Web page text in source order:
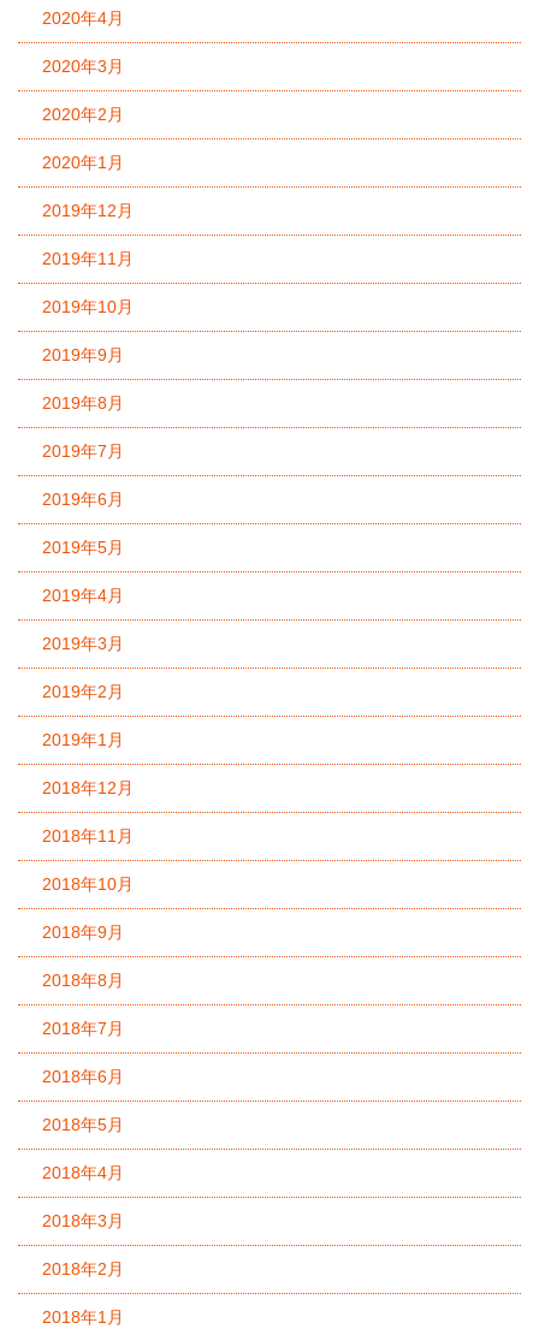
2020年4月
2020年3月
2020年2月
2020年1月
2019年12月
2019年11月
2019年10月
2019年9月
2019年8月
2019年7月
2019年6月
2019年5月
2019年4月
2019年3月
2019年2月
2019年1月
2018年12月
2018年11月
2018年10月
2018年9月
2018年8月
2018年7月
2018年6月
2018年5月
2018年4月
2018年3月
2018年2月
2018年1月